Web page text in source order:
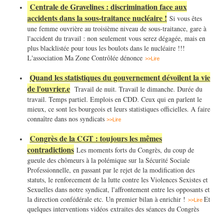
Centrale de Gravelines : discrimination face aux
accidents dans la sous-traitance nucléaire ! Si vous êtes
une femme ouvrière au troisième niveau de sous-traitance, gare à
l'accident du travail : non seulement vous serez dégagée, mais en
plus blacklistée pour tous les boulots dans le nucléaire !!!
L'association Ma Zone Contrôlée dénonce >>Lire
Quand les statistiques du gouvernement dévoilent la vie
de l'ouvrier.e Travail de nuit. Travail le dimanche. Durée du
travail. Temps partiel. Emplois en CDD. Ceux qui en parlent le
mieux, ce sont les bourgeois et leurs statistiques officielles. A faire
connaître dans nos syndicats >>Lire
Congrès de la CGT : toujours les mêmes
contradictions Les moments forts du Congrès, du coup de
gueule des chômeurs à la polémique sur la Sécurité Sociale
Professionnelle, en passant par le rejet de la modification des
statuts, le renforcement de la lutte contre les Violences Sexistes et
Sexuelles dans notre syndicat, l'affrontement entre les opposants et
la direction confédérale etc. Un premier bilan à enrichir ! >>Lire Et
quelques interventions vidéos extraites des séances du Congrès